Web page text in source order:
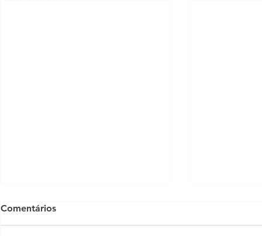
Comentários